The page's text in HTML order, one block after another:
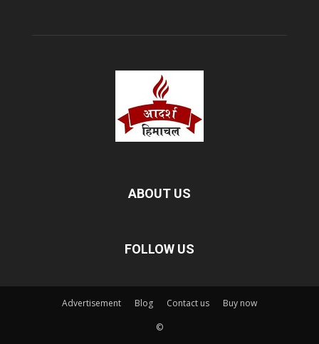
ABOUT US
FOLLOW US
Advertisement Blog Contact us
Buy now
©